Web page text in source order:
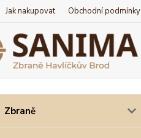
Jak nakupovat Obchodní podmínky
Zbraně